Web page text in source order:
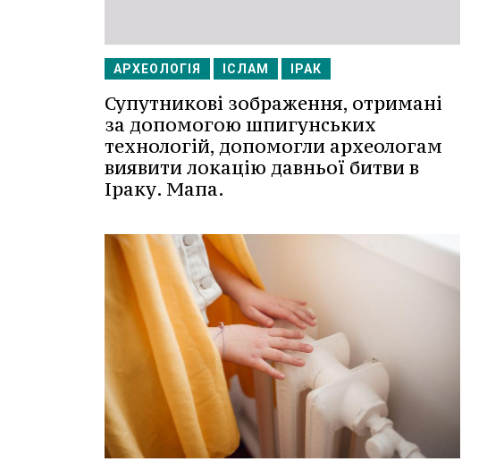
АРХЕОЛОГІЯ ІСЛАМ ІРАК
Супутникові зображення, отримані
за допомогою шпигунських
технологій, допомогли археологам
виявити локацію давньої битви в
Іраку. Мапа.